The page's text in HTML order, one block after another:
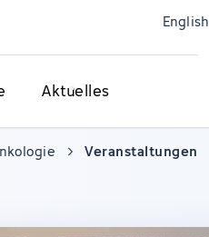
English
Aktuelles
Veranstaltungen